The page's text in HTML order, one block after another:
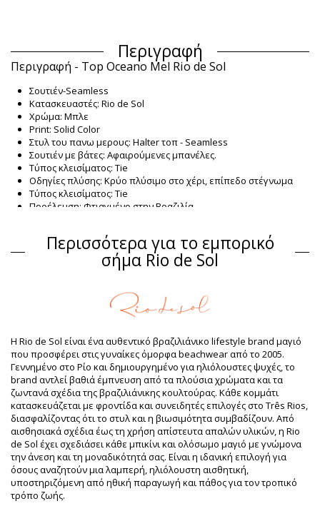
Περιγραφή
Περιγραφή - Top Oceano Mel Rio de Sol
Σουτιέν-Seamless
Κατασκευαστές: Rio de Sol
Χρώμα: Μπλε
Print: Solid Color
Στυλ του πανω μερους: Halter τοπ - Seamless
Σουτιέν με βάτες: Αφαιρούμενες μπανέλες.
Τύπος κλεισίματος: Tie
Οδηγίες πλύσης: Κρύο πλύσιμο στο χέρι, επίπεδο στέγνωμα
Τύπος κλεισίματος: Tie
Προέλευση: Φτιαγμένο στην Βραζιλία.
Σύνθεση
Σύνθεση: 84% Biodegradable Nylon (AMNI SOUL ECO), 16%
Επένδυση: 84% Biodegradable Nylon (AMNI SOUL ECO), 16%
Spandex (LYCRA) - OEKO-TEX - Chlorine Resistant
Προστασία UV: UPF 50+
Πληροφορίες προϊόντος
Τμήμα: Γυναίκα, Σουτιέν
Η συσκευασία περιλαμβάνει: 1 x Σουτιέν (Δεν
περιλαμβάνονται άλλα αξεσουάρ)
HS CODE: 6112.41.0010
SKU: 1981121243
EAN: XS (7899810297464), S (7899810297471), M (7899810297488),
L (7899810297495), XL (7899810297501), XXL (7899810297518)
Βάρος: 55g / 0.12lb / 1.94oz
Βελτιωμένες ψηφιακά φωτογραφίες
Οδηγίες πλυσίματος &
Περισσότερα για το εμπορικό
σήμα Rio de Sol
Η Rio de Sol είναι ένα αυθεντικό βραζιλιάνικο lifestyle brand μαγιό
που προσφέρει στις γυναίκες όμορφα beachwear από το 2005.
Γεννημένο στο Ρίο και δημιουργημένο για ηλιόλουστες ψυχές, το
brand αντλεί βαθιά έμπνευση από τα πλούσια χρώματα και τα
ζωντανά σχέδια της βραζιλιάνικης κουλτούρας. Κάθε κομμάτι
κατασκευάζεται με φροντίδα και συνειδητές επιλογές στο Três Rios,
διασφαλίζοντας ότι το στυλ και η βιωσιμότητα συμβαδίζουν. Από
αισθησιακά σχέδια έως τη χρήση απίστευτα απαλών υλικών, η Rio
de Sol έχει σχεδιάσει κάθε μπικίνι και ολόσωμο μαγιό με γνώμονα
την άνεση και τη μοναδικότητά σας. Είναι η ιδανική επιλογή για
όσους αναζητούν μια λαμπερή, ηλιόλουστη αισθητική,
υποστηριζόμενη από ηθική παραγωγή και πάθος για τον τροπικό
τρόπο ζωής.